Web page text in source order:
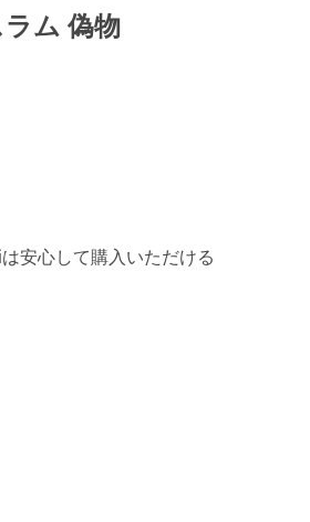
ム 偽物
安心して購入いただける